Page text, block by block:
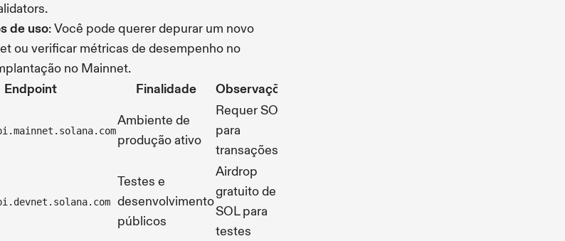
de uso: Você pode querer depurar um novo
ou verificar métricas de desempenho no
no Mainnet.
Endpoint Finalidade Observações
Ambiente de
produção ativo
Requer SOL
para
transações
Testes e
desenvolvimento
públicos
Airdrop
gratuito de
SOL para
testes